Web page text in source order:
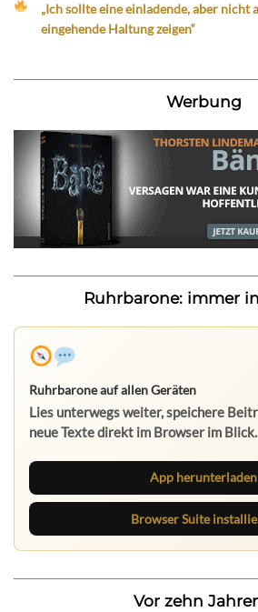
„Ich sollte eine einladende, aber
eingehende Haltung zeigen“
Werbung
Ruhrbarone: immer
Ruhrbarone auf allen Geräten
Lies unterwegs weiter, speichere
neue Texte direkt im Browser im Blick.
App herunterladen
Browser Suite
Vor zehn